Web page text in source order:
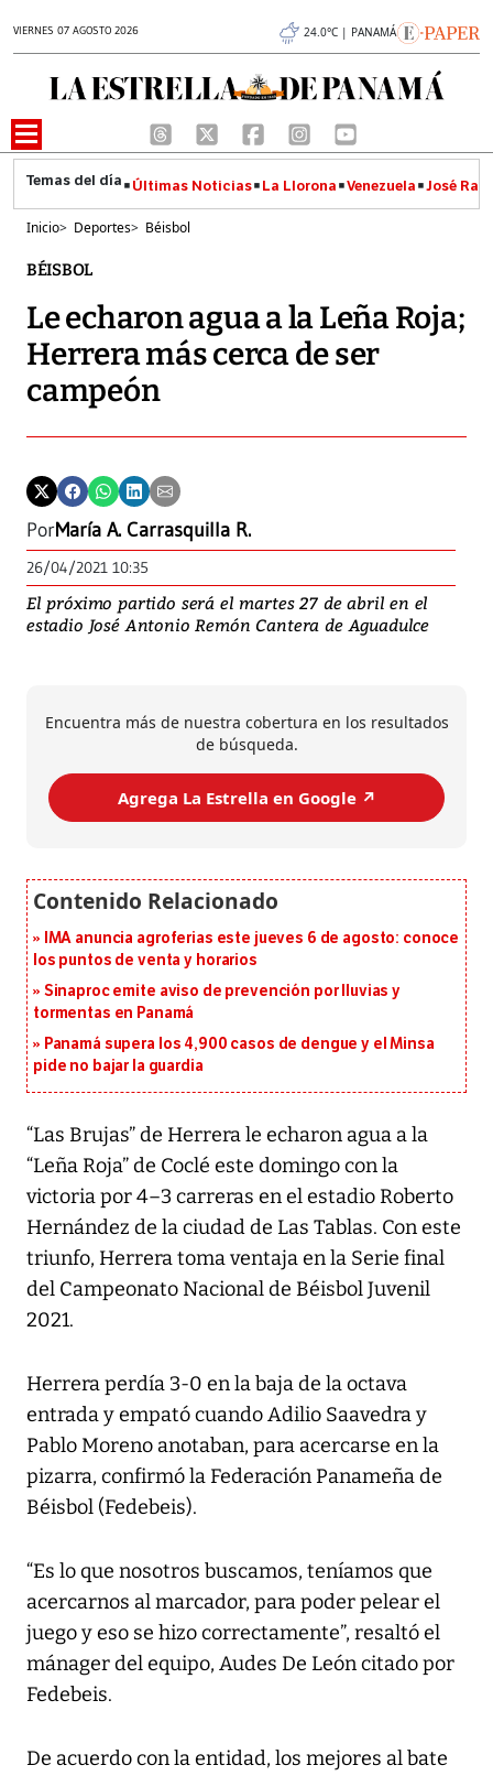
VIERNES 07 AGOSTO 2026 24.0°C | PANAMÁ
Últimas Noticias La Llorona Venezuela José
Inicio> Deportes> Béisbol
BÉISBOL
Le echaron agua a la Leña Roja;
Herrera más cerca de ser
campeón
PorMaría A. Carrasquilla R.
26/04/2021 10:35
El próximo partido será el martes 27 de abril en el
estadio José Antonio Remón Cantera de Aguadulce
Encuentra más de nuestra cobertura en los resultados
de búsqueda.
Agrega La Estrella en Google ↗️
IMA anuncia agroferias este jueves 6 de agosto: conoce
los puntos de venta y horarios
Sinaproc emite aviso de prevención por lluvias y
tormentas en Panamá
Panamá supera los 4,900 casos de dengue y el Minsa
pide no bajar la guardia
“Las Brujas” de Herrera le echaron agua a la
“Leña Roja” de Coclé este domingo con la
victoria por 4–3 carreras en el estadio Roberto
Hernández de la ciudad de Las Tablas. Con este
triunfo, Herrera toma ventaja en la Serie final
del Campeonato Nacional de Béisbol Juvenil
2021.
Herrera perdía 3-0 en la baja de la octava
entrada y empató cuando Adilio Saavedra y
Pablo Moreno anotaban, para acercarse en la
pizarra, confirmó la Federación Panameña de
Béisbol (Fedebeis).
“Es lo que nosotros buscamos, teníamos que
acercarnos al marcador, para poder pelear el
juego y eso se hizo correctamente”, resaltó el
mánager del equipo, Audes De León citado por
Fedebeis.
De acuerdo con la entidad, los mejores al bate